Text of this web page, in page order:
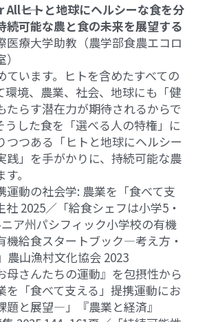
ヒトと地球にヘルシーな食を分
続可能な農と食の未来を展望する
療大学助教（農学部食農エコロ
ています。ヒトを含めたすべての
環境、農業、社会、地球にも「健
たらす潜在力が期待されるからで
うした食を「選べる人の特権」に
つつある「ヒトと地球にヘルシー
践」を手がかりに、持続可能な農
。
動の社会学: 農業を「食べて支
2025／「給食シェフは小学5・
ア州パシフィック小学校の有機
機給食スタートブック―考え方・
農山漁村文化協会 2023
さんたちの運動』を包摂性から
「食べて支える」提携運動にお
題と展望―」『農業と経済』